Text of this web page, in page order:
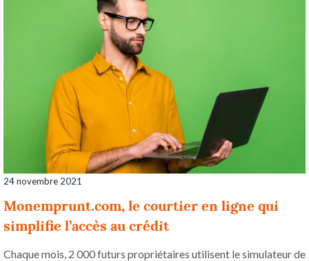
24 novembre 2021
Monemprunt.com, le courtier en ligne qui
simplifie l’accès au crédit
Chaque mois, 2 000 futurs propriétaires utilisent le simulateur de